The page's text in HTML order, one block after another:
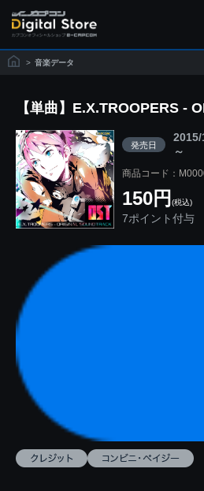
> 音楽データ
【単曲】E.X.TROOPERS -
発売日
～
商品コード：
150円 (税込)
7ポイント付与